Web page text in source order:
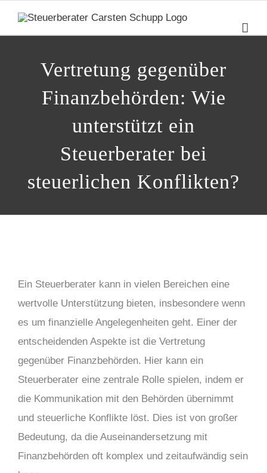
Vertretung gegenüber
Finanzbehörden: Wie
unterstützt ein
Steuerberater bei
steuerlichen Konflikten?
Ein Steuerberater kann in vielen Bereichen eine
wertvolle Unterstützung bieten, insbesondere wenn
es um finanzielle Angelegenheiten geht. Einer der
entscheidenden Aspekte ist die Vertretung
gegenüber Finanzbehörden. Hier kann ein
Steuerberater eine zentrale Rolle spielen, indem er
die Kommunikation mit den Behörden übernimmt
und steuerliche Konflikte löst. Dies ist von großer
Bedeutung, da die Auseinandersetzung mit
Finanzbehörden oft komplex und zeitaufwändig sein